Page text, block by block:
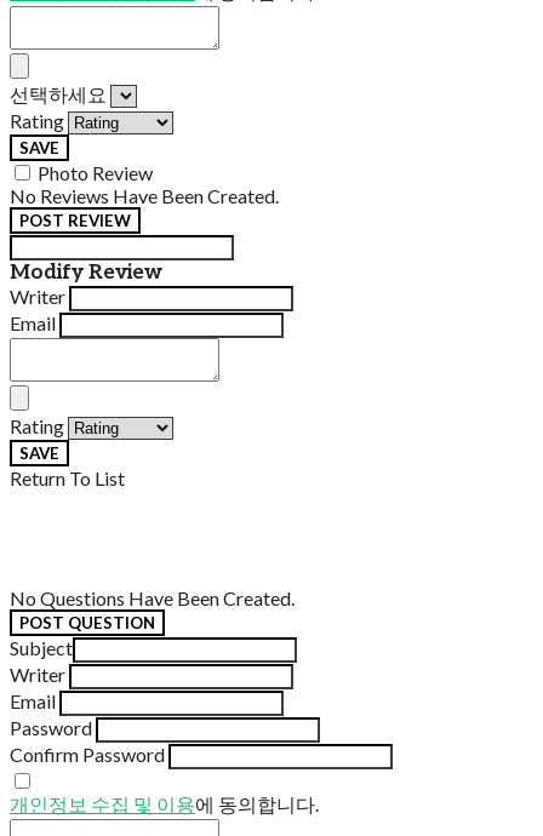
선택하세요
Rating
SAVE
Photo Review
No Reviews Have Been Created.
POST REVIEW
Modify Review
Writer
Email
Rating
SAVE
Return To List
No Questions Have Been Created.
POST QUESTION
Subject
Writer
Email
Password
Confirm Password
개인정보 수집 및 이용에 동의합니다.